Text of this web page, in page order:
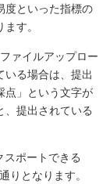
度といった指標の
す。
ァイルアップロー
いる場合は、提出
点」という文字が
提出されている
スポートできる
りとなります。